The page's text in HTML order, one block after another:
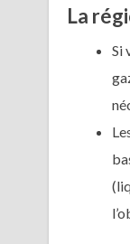
La
Si